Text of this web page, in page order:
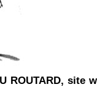
ROUTARD, site